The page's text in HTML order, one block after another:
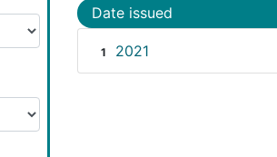
Date issued
1 2021